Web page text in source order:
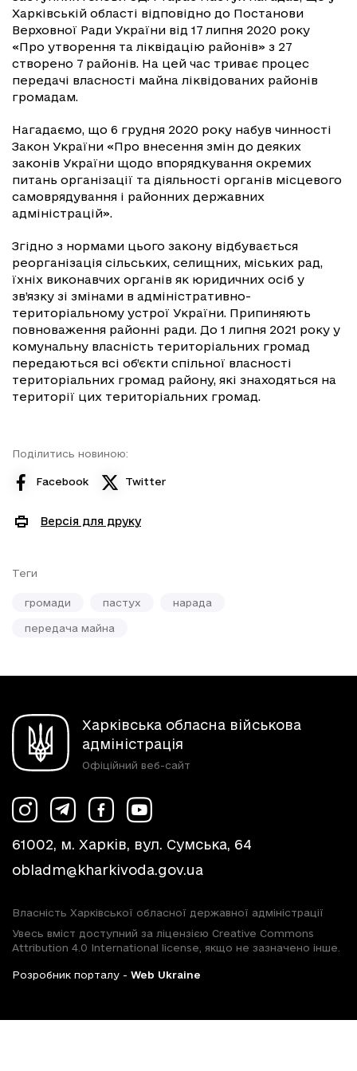
Харківській області відповідно до Постанови
Верховної Ради України від 17 липня 2020 року
«Про утворення та ліквідацію районів» з 27
створено 7 районів. На цей час триває процес
передачі власності майна ліквідованих районів
громадам.
Нагадаємо, що 6 грудня 2020 року набув чинності
Закон України «Про внесення змін до деяких
законів України щодо впорядкування окремих
питань організації та діяльності органів місцевого
самоврядування і районних державних
адміністрацій».
Згідно з нормами цього закону відбувається
реорганізація сільських, селищних, міських рад,
їхніх виконавчих органів як юридичних осіб у
зв’язку зі змінами в адміністративно-
територіальному устрої України. Припиняють
повноваження районні ради. До 1 липня 2021 року у
комунальну власність територіальних громад
передаються всі об’єкти спільної власності
територіальних громад району, які знаходяться на
території цих територіальних громад.
Поділитись новиною:
Facebook Twitter
Версія для друку
Теги
громади пастух нарада
передача майна
Харківська обласна військова
адміністрація
Офіційний веб-сайт
61002, м. Харків, вул. Сумська, 64
obladm@kharkivoda.gov.ua
Власність Харківської обласної державної адміністрації
Увесь вміст доступний за ліцензією Creative Commons
Attribution 4.0 International license, якщо не зазначено інше.
Розробник порталу - Web Ukraine